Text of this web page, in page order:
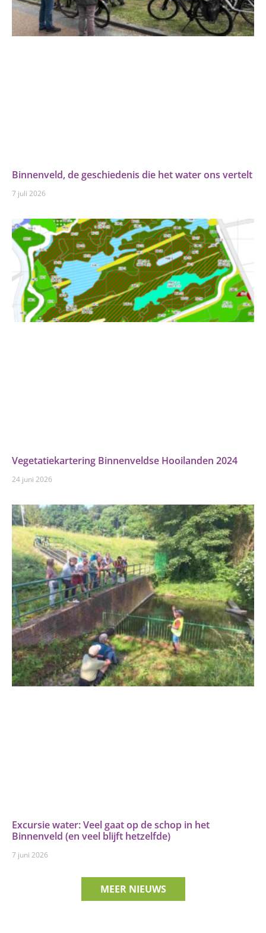
Binnenveld, de geschiedenis die het water ons vertelt
7 juli 2026
Vegetatiekartering Binnenveldse Hooilanden 2024
24 juni 2026
Excursie water: Veel gaat op de schop in het
Binnenveld (en veel blijft hetzelfde)
7 juni 2026
MEER NIEUWS